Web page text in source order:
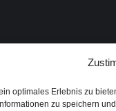
optimales Erlebnis zu
zu speichern